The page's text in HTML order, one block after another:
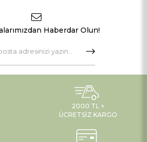
Haberdar Olun!
2000 TL +
ÜCRETSIZ KARGO